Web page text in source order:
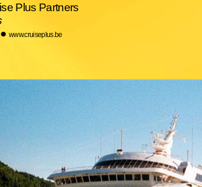
Plus Partners
●www.cruiseplus.be